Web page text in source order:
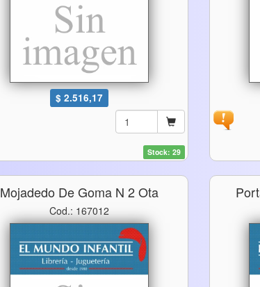
$ 2.516,17
Stock: 29
Mojadedo De Goma N 2 Ota
Cod.: 167012